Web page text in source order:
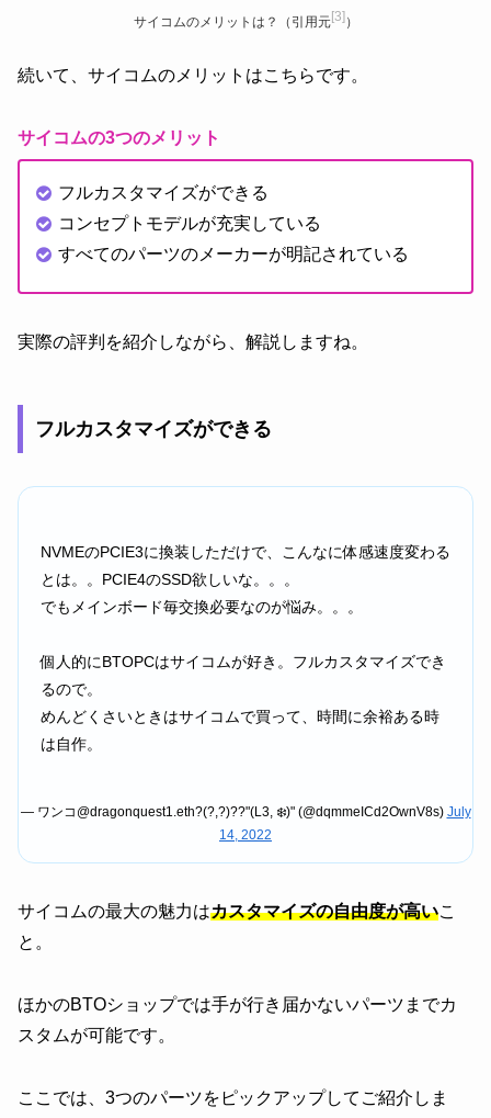
サイコムのメリットは？（引用元[3]）
続いて、サイコムのメリットはこちらです。
サイコムの3つのメリット
フルカスタマイズができる
コンセプトモデルが充実している
すべてのパーツのメーカーが明記されている
実際の評判を紹介しながら、解説しますね。
フルカスタマイズができる
NVMEのPCIE3に換装しただけで、こんなに体感速度変わる
とは。。PCIE4のSSD欲しいな。。。
でもメインボード毎交換必要なのが悩み。。。
個人的にBTOPCはサイコムが好き。フルカスタマイズでき
るので。
めんどくさいときはサイコムで買って、時間に余裕ある時
は自作。
— ワンコ@dragonquest1.eth?(?,?)??"(L3, ❄️)" (@dqmmeICd2OwnV8s) July
14, 2022
サイコムの最大の魅力はカスタマイズの自由度が高いこ
と。
ほかのBTOショップでは手が行き届かないパーツまでカ
スタムが可能です。
ここでは、3つのパーツをピックアップしてご紹介しま